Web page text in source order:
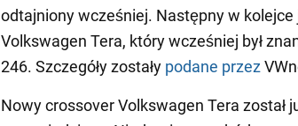
odtajniony wcześniej. Następny w kolejce
Volkswagen Tera, który wcześniej był
246. Szczegóły zostały podane przez
Nowy crossover Volkswagen Tera został